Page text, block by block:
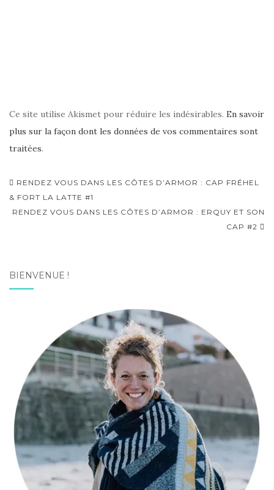
Ce site utilise Akismet pour réduire les indésirables. En savoir
plus sur la façon dont les données de vos commentaires sont
traitées.
Navigation
d'article
RENDEZ VOUS DANS LES CÔTES D’ARMOR : CAP FRÉHEL
& FORT LA LATTE #1
RENDEZ VOUS DANS LES CÔTES D’ARMOR : ERQUY ET SON
CAP #2
BIENVENUE !